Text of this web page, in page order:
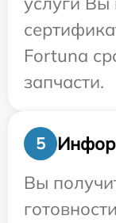
Fortuna
запчасти.
5
Вы